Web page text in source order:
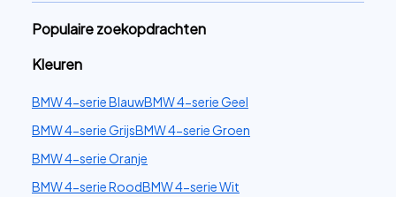
Populaire zoekopdrachten
Kleuren
BMW 4-serie BlauwBMW 4-serie Geel
BMW 4-serie GrijsBMW 4-serie Groen
BMW 4-serie Oranje
BMW 4-serie RoodBMW 4-serie Wit